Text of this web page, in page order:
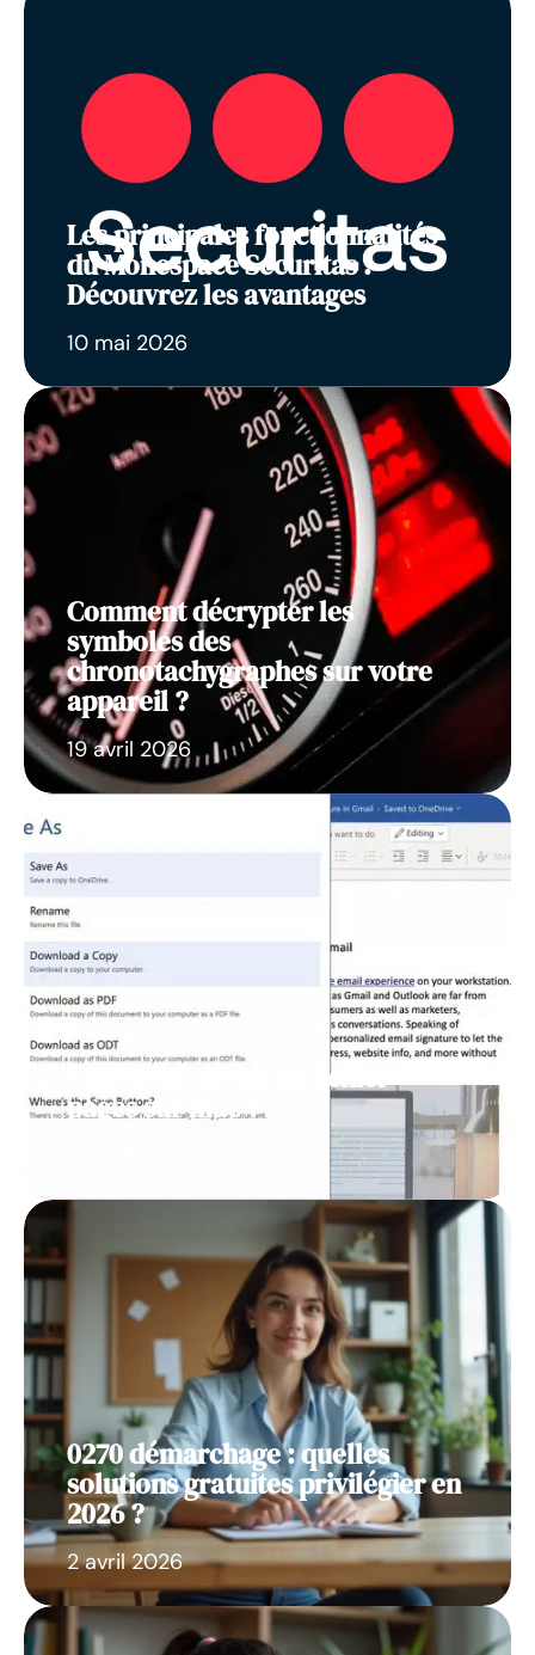
Les principales fonctionnalités
du Monespace Securitas :
Découvrez les avantages
10 mai 2026
Comment décrypter les
symboles des
chronotachygraphes sur votre
appareil ?
19 avril 2026
Comment ouvrir un fichier
pages sur mac ?
0270 démarchage : quelles
solutions gratuites privilégier en
2026 ?
2 avril 2026